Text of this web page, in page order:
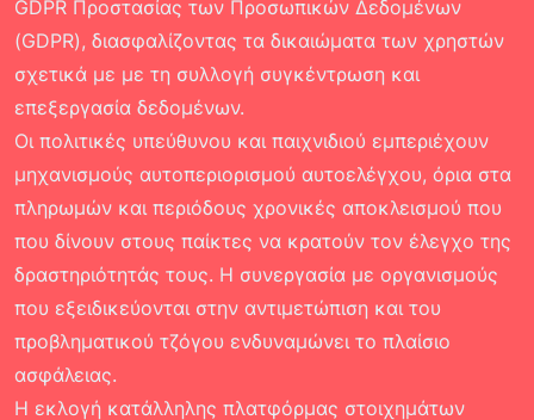
GDPR Προστασίας των Προσωπικών Δεδομένων
(GDPR), διασφαλίζοντας τα δικαιώματα των χρηστών
σχετικά με με τη συλλογή συγκέντρωση και
επεξεργασία δεδομένων.
Οι πολιτικές υπεύθυνου και παιχνιδιού εμπεριέχουν
μηχανισμούς αυτοπεριορισμού αυτοελέγχου, όρια στα
πληρωμών και περιόδους χρονικές αποκλεισμού που
που δίνουν στους παίκτες να κρατούν τον έλεγχο της
δραστηριότητάς τους. Η συνεργασία με οργανισμούς
που εξειδικεύονται στην αντιμετώπιση και του
προβληματικού τζόγου ενδυναμώνει το πλαίσιο
ασφάλειας.
Η εκλογή κατάλληλης πλατφόρμας στοιχημάτων